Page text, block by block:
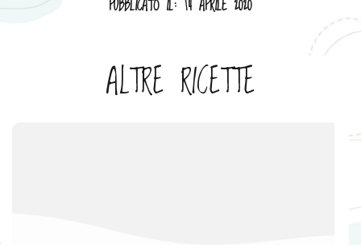
PUBBLICATO IL: 14 APRILE 2020
ALTRE RICETTE